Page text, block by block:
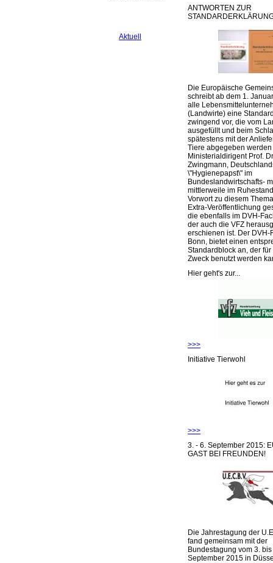
Aktuell
ANTWORTEN ZUR
Die Europäische
schreibt ab dem 1.
alle
(Landwirte) eine
zwingend vor, die vom
ausgefüllt und beim
spätestens mit der
Tiere abgegeben werden
Ministerialdirigent Prof.
Zwingmann,
\"Hygienepapst\" im
Bundeslandwirtschafts-
mittlerweile im
Vorwort zu diesem
Extra-Veröffentlichung
die ebenfalls im DVH-
der auch die VFZ
erschienen ist. Der DVH-
Bonn, bietet einen
Standardblock an, der
Zweck benutzt werden
Hier geht's zur...
>>>
Initiative Tierwohl
>>>
3. - 6. September 2015:
GAST BEI FREUNDEN!
Die Jahrestagung der
fand gemeinsam mit der
Bundestagung vom 3. bis
September 2015 in